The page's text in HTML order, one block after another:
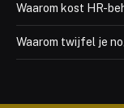
Waarom kost HR-
Waarom twijfel je